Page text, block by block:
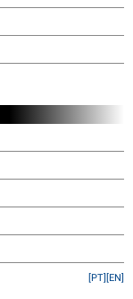
[EN]
[PT]